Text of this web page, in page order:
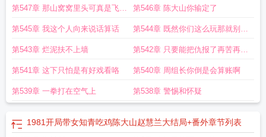
第547章 那山窝窝里头可真是飞出
金凤凰咯
第546章 陈大山你输定了
第545章 我这个人向来说话算话 第544章 既然你们这么玩那就别怪
我不讲武德
第543章 烂泥扶不上墙 第542章 只要能把仇报了再苦再累
我都认
第541章 这下只怕是有好戏看咯 第540章 周组长你倒是会算账啊
第539章 一拳打在空气上 第538章 警惕和怀疑
1981开局带女知青吃鸡陈大山赵慧兰大结局+番外章节列表